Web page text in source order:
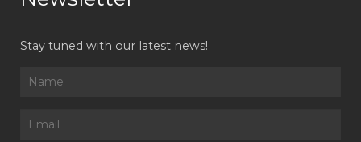
Stay tuned with our latest news!